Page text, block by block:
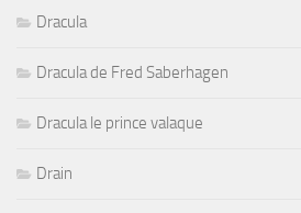
Dracula
Dracula de Fred Saberhagen
Dracula le prince valaque
Drain